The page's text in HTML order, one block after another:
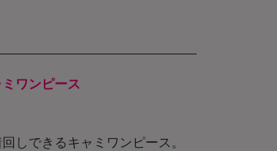
ワンピース
しできるキャミワンピース。